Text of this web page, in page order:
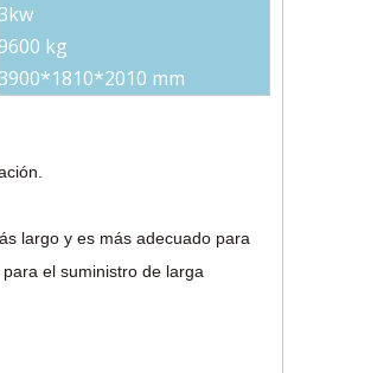
kg
mm
largo y es más adecuado para
el suministro de larga